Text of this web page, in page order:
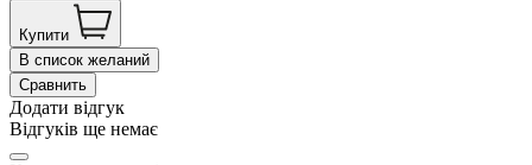
Купити
В список желаний
Сравнить
Додати відгук
Відгуків ще немає